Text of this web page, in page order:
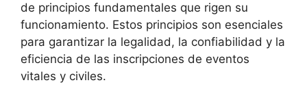
de principios fundamentales que rigen su
funcionamiento. Estos principios son esenciales
para garantizar la legalidad, la confiabilidad y la
eficiencia de las inscripciones de eventos
vitales y civiles.